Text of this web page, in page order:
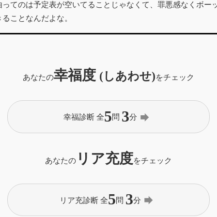
ってのは予定表が空いてることじゃなくて、罪悪感なくボー
ることなんだよな。
あなたの幸福度 (しあわせ)をチェック
幸福診断 全5問 3分 forward
あなたの リア充度をチェック
リア充診断 全5問 3分 forward